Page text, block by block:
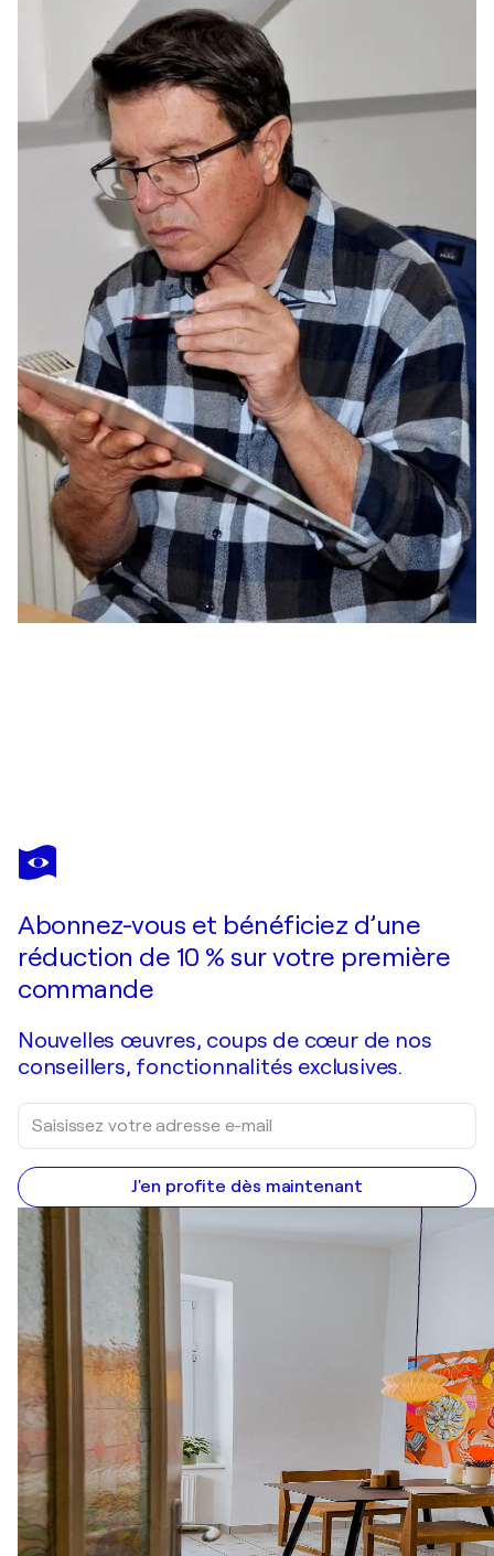
DANTE EVANGELISTI
L'ULTIMA NOTTE DI GELSOMINO 2
Abonnez-vous et bénéficiez d’une
réduction de 10 % sur votre première
commande
Nouvelles œuvres, coups de cœur de nos
conseillers, fonctionnalités exclusives.
J'en profite dès maintenant